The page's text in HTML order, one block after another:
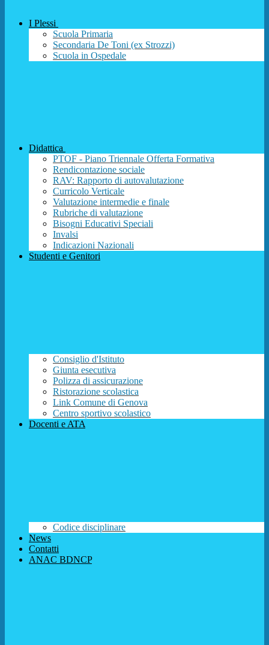
I Plessi
Scuola Primaria
Secondaria De Toni (ex Strozzi)
Scuola in Ospedale
Didattica
PTOF - Piano Triennale Offerta Formativa
Rendicontazione sociale
RAV: Rapporto di autovalutazione
Curricolo Verticale
Valutazione intermedie e finale
Rubriche di valutazione
Bisogni Educativi Speciali
Invalsi
Indicazioni Nazionali
Studenti e Genitori
Consiglio d'Istituto
Giunta esecutiva
Polizza di assicurazione
Ristorazione scolastica
Link Comune di Genova
Centro sportivo scolastico
Docenti e ATA
Codice disciplinare
News
Contatti
ANAC BDNCP